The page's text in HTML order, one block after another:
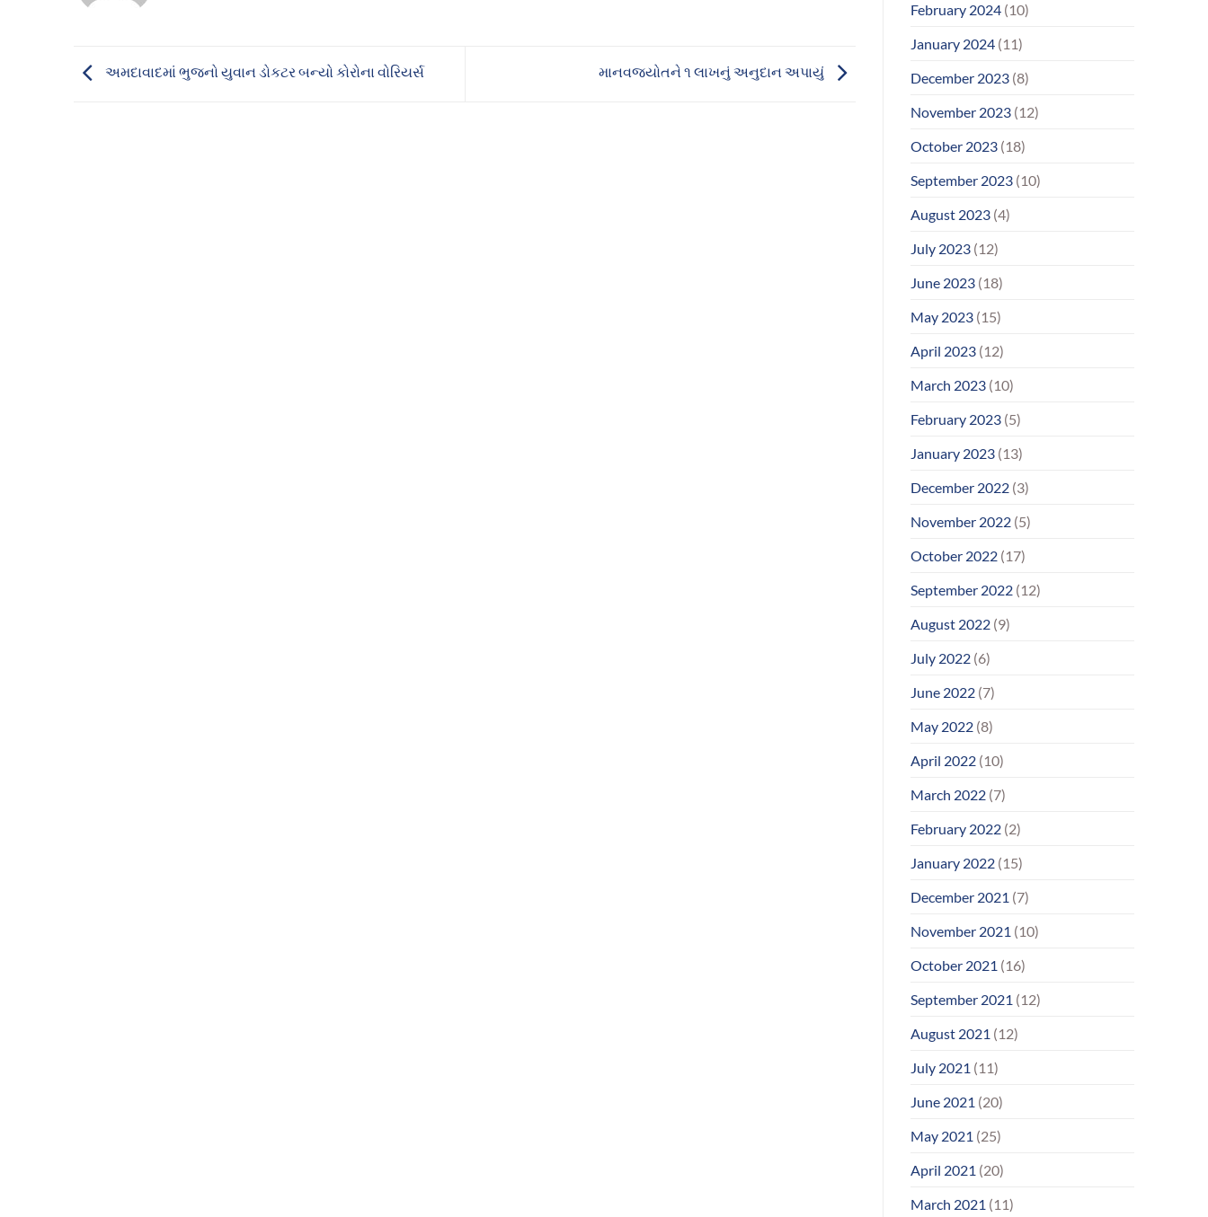
અમદાવાદમાં ભુજનો યુવાન ડોકટર બન્યો કોરોના વોરિયર્સ માનવજ્યોતને ૧ લાખનું અનુદાન અપાયું
February 2024 (10)
January 2024 (11)
December 2023 (8)
November 2023 (12)
October 2023 (18)
September 2023 (10)
August 2023 (4)
July 2023 (12)
June 2023 (18)
May 2023 (15)
April 2023 (12)
March 2023 (10)
February 2023 (5)
January 2023 (13)
December 2022 (3)
November 2022 (5)
October 2022 (17)
September 2022 (12)
August 2022 (9)
July 2022 (6)
June 2022 (7)
May 2022 (8)
April 2022 (10)
March 2022 (7)
February 2022 (2)
January 2022 (15)
December 2021 (7)
November 2021 (10)
October 2021 (16)
September 2021 (12)
August 2021 (12)
July 2021 (11)
June 2021 (20)
May 2021 (25)
April 2021 (20)
March 2021 (11)